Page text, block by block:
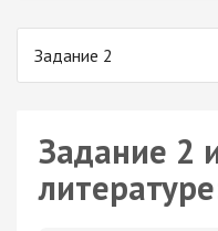
Задание 2
Задание 2